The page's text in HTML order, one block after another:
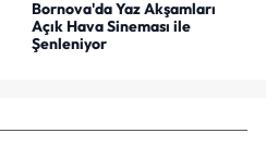
Bornova'da Yaz Akşamları
Açık Hava Sineması ile
Şenleniyor